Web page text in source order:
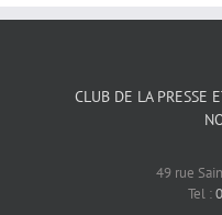
CLUB DE LA PRESSE
49 rue
Tel :